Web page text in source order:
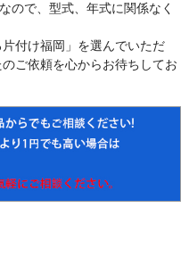
ので、型式、年式に関係なく
付け福岡」を選んでいただ
ご依頼を心からお待ちしてお